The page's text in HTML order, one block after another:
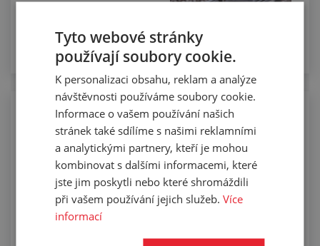
Potřebujete atypické části či speciální
díly z gumy nebo plastu?
Tyto webové stránky
používají soubory cookie.
K personalizaci obsahu, reklam a analýze
návštěvnosti používáme soubory cookie.
Informace o vašem používání našich
stránek také sdílíme s našimi reklamními
a analytickými partnery, kteří je mohou
kombinovat s dalšími informacemi, které
jste jim poskytli nebo které shromáždili
při vašem používání jejich služeb.Více
informací